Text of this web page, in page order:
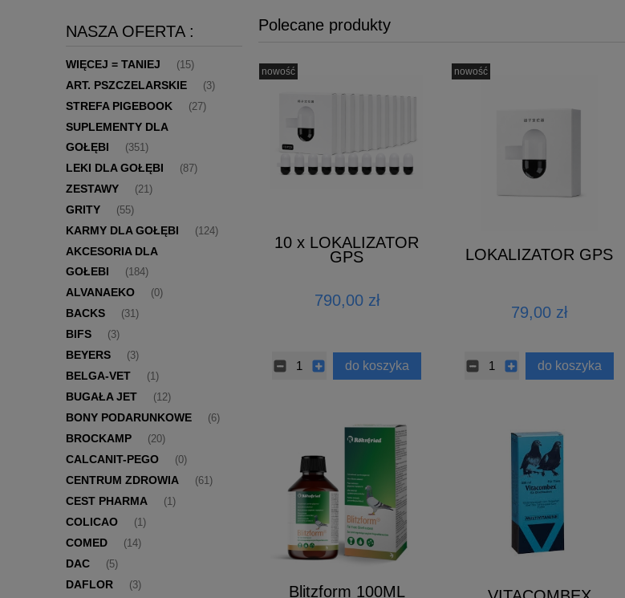
NASZA OFERTA :
WIĘCEJ = TANIEJ (15)
ART. PSZCZELARSKIE (3)
STREFA PIGEBOOK (27)
SUPLEMENTY DLA
GOŁĘBI
(351)
LEKI DLA GOŁĘBI (87)
ZESTAWY (21)
GRITY (55)
KARMY DLA GOŁĘBI (124)
AKCESORIA DLA
GOŁEBI
(184)
ALVANAEKO (0)
BACKS (31)
BIFS (3)
BEYERS (3)
BELGA-VET (1)
BUGAŁA JET (12)
BONY PODARUNKOWE (6)
BROCKAMP (20)
CALCANIT-PEGO (0)
CENTRUM ZDROWIA (61)
CEST PHARMA (1)
COLICAO (1)
COMED (14)
DAC (5)
DAFLOR (3)
Polecane produkty
10 x LOKALIZATOR
GPS
790,00 zł
do koszyka
nowość
LOKALIZATOR GPS
79,00 zł
do koszyka
nowość
Blitzform 100ML